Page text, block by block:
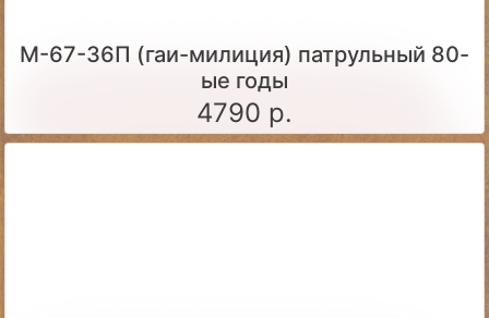
М-67-36П (гаи-милиция) патрульный 80-
ые годы
4790 р.